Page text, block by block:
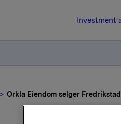
Investment
Orkla Eiendom selger